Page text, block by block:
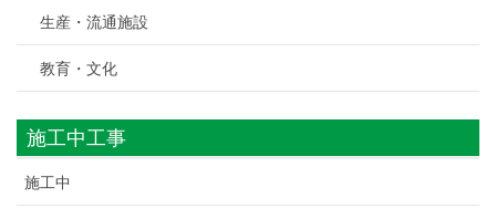
生産・流通施設
教育・文化
施工中工事
施工中